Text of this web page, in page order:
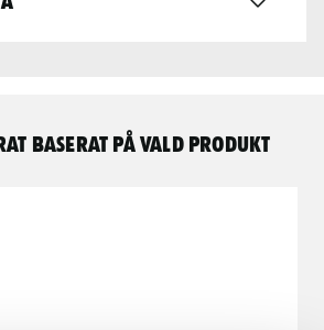
baserat på vald produkt